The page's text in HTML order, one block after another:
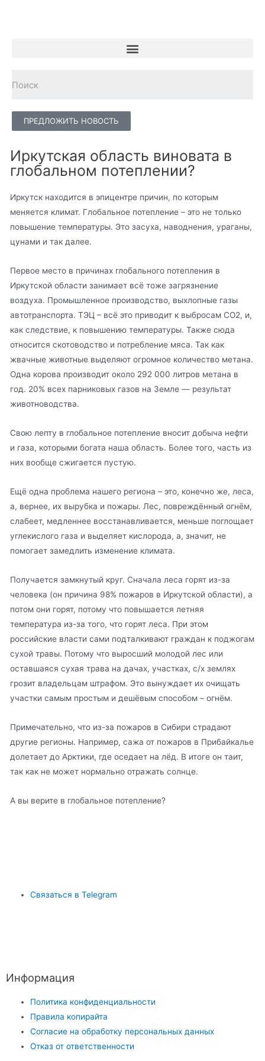
ПРЕДЛОЖИТЬ НОВОСТЬ
Иркутская область виновата в
глобальном потеплении?
Иркутск находится в эпицентре причин, по которым
меняется климат. Глобальное потепление – это не только
повышение температуры. Это засуха, наводнения, ураганы,
цунами и так далее.
Первое место в причинах глобального потепления в
Иркутской области занимает всё тоже загрязнение
воздуха. Промышленное производство, выхлопные газы
автотранспорта. ТЭЦ – всё это приводит к выбросам СО2, и,
как следствие, к повышению температуры. Также сюда
относится скотоводство и потребление мяса. Так как
жвачные животные выделяют огромное количество метана.
Одна корова производит около 292 000 литров метана в
год. 20% всех парниковых газов на Земле — результат
животноводства.
Свою лепту в глобальное потепление вносит добыча нефти
и газа, которыми богата наша область. Более того, часть из
них вообще сжигается пустую.
Ещё одна проблема нашего региона – это, конечно же, леса,
а, вернее, их вырубка и пожары. Лес, повреждённый огнём,
слабеет, медленнее восстанавливается, меньше поглощает
углекислого газа и выделяет кислорода, а, значит, не
помогает замедлить изменение климата.
Получается замкнутый круг. Сначала леса горят из-за
человека (он причина 98% пожаров в Иркутской области), а
потом они горят, потому что повышается летняя
температура из-за того, что горят леса. При этом
российские власти сами подталкивают граждан к поджогам
сухой травы. Потому что выросший молодой лес или
оставшаяся сухая трава на дачах, участках, с/х землях
грозит владельцам штрафом. Это вынуждает их очищать
участки самым простым и дешёвым способом – огнём.
Примечательно, что из-за пожаров в Сибири страдают
другие регионы. Например, сажа от пожаров в Прибайкалье
долетает до Арктики, где оседает на лёд. В итоге он таит,
так как не может нормально отражать солнце.
А вы верите в глобальное потепление?
Связаться в Telegram
Информация
Политика конфиденциальности
Правила копирайта
Согласие на обработку персональных данных
Отказ от ответственности